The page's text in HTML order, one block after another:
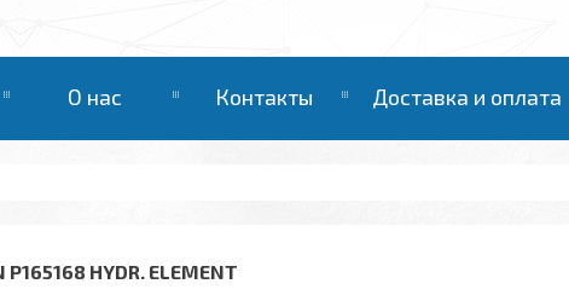
О нас Контакты Доставка и оплата
HYDR. ELEMENT